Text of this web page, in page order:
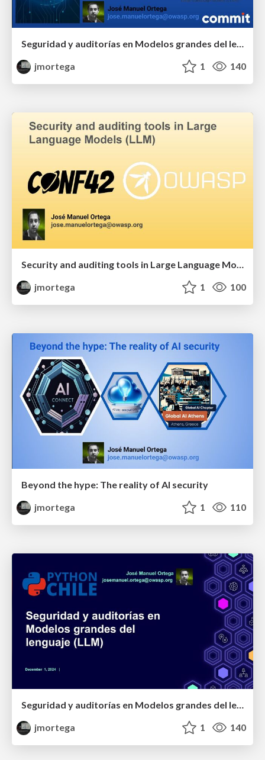
Seguridad y auditorías en Modelos grandes del lenguaje (LLM)
jmortega
1 140
jmortega
1 100
Beyond the hype: The reality of AI security
jmortega
1 110
Seguridad y auditorías en Modelos grandes del lenguaje (LLM)
jmortega
1 140